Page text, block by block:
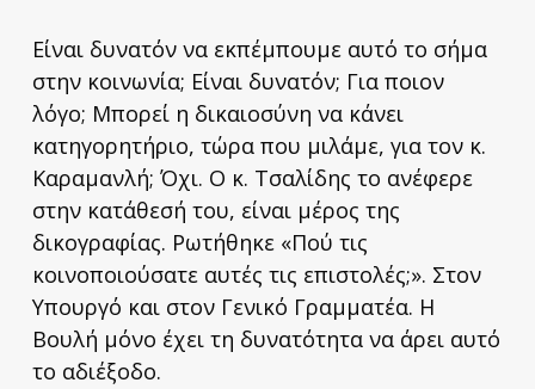
Είναι δυνατόν να εκπέμπουμε αυτό το σήμα
στην κοινωνία; Είναι δυνατόν; Για ποιον
λόγο; Μπορεί η δικαιοσύνη να κάνει
κατηγορητήριο, τώρα που μιλάμε, για τον κ.
Καραμανλή; Όχι. Ο κ. Τσαλίδης το ανέφερε
στην κατάθεσή του, είναι μέρος της
δικογραφίας. Ρωτήθηκε «Πού τις
κοινοποιούσατε αυτές τις επιστολές;». Στον
Υπουργό και στον Γενικό Γραμματέα. Η
Βουλή μόνο έχει τη δυνατότητα να άρει αυτό
το αδιέξοδο.